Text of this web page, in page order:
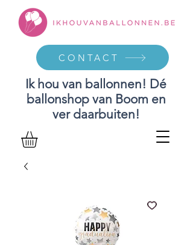
Ik hou van ballonnen! Dé
ballonshop van Boom en
ver daarbuiten!
CONTACT